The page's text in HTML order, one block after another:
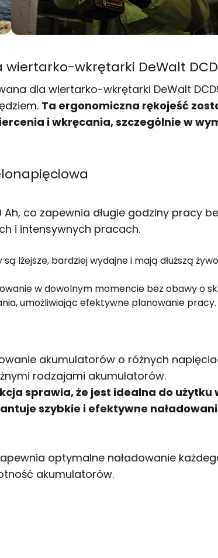
wkrętarki DeWalt
dla wiertarko-wkrętarki DeWalt
Ta ergonomiczna rękojeść
i wkręcania, szczególnie w
co zapewnia długie godziny pracy
i intensywnych pracach.
lżejsze, bardziej wydajne i mają dłuższą
w dowolnym momencie bez obawy o
umożliwiając efektywne planowanie pracy.
akumulatorów o różnych
rodzajami akumulatorów.
sprawia, że jest idealna do
szybkie i efektywne
optymalne naładowanie
akumulatorów.